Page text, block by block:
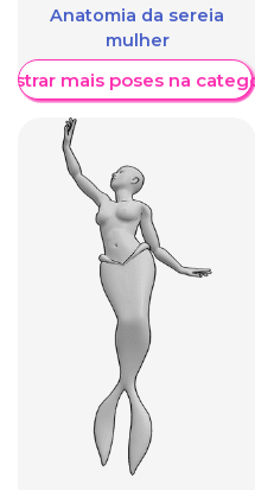
Anatomia da sereia
mulher
mais poses na